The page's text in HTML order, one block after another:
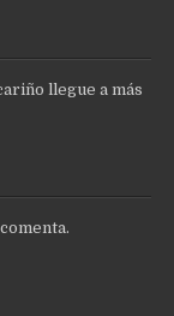
llegue a más